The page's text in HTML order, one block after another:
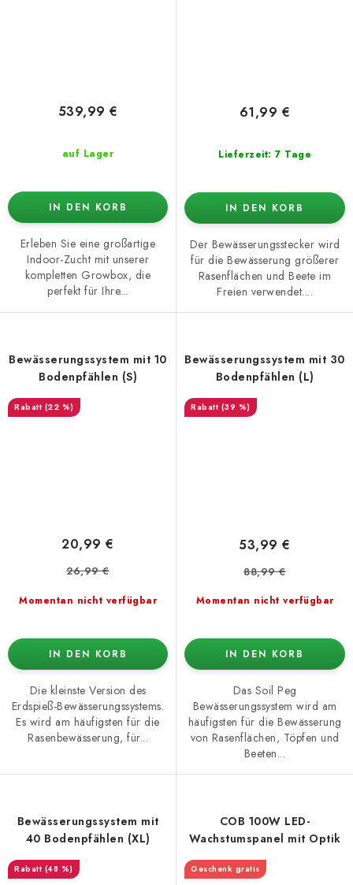
auf Lager
539,99 €
IN DEN KORB
Erleben Sie eine großartige
Indoor-Zucht mit unserer
kompletten Growbox, die
perfekt für Ihre...
Lieferzeit: 7 Tage
61,99 €
IN DEN KORB
Der Bewässerungsstecker wird
für die Bewässerung größerer
Rasenflächen und Beete im
Freien verwendet....
Bewässerungssystem mit 10
Bodenpfählen (S)
(22 %)
Momentan nicht verfügbar
20,99 €
26,99 €
IN DEN KORB
Die kleinste Version des
Erdspieß-Bewässerungssystems.
Es wird am häufigsten für die
Rasenbewässerung, für...
Bewässerungssystem mit 30
Bodenpfählen (L)
(39 %)
Momentan nicht verfügbar
53,99 €
88,99 €
IN DEN KORB
Das Soil Peg
Bewässerungssystem wird am
häufigsten für die Bewässerung
von Rasenflächen, Töpfen und
Beeten...
Bewässerungssystem mit
40 Bodenpfählen (XL)
(48 %)
COB 100W LED-
Wachstumspanel mit Optik
Geschenk gratis